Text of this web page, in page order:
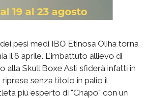
pesi medi IBO Etinosa Oliha torna
il 6 aprile. L'imbattuto allievo di
alla Skull Boxe Asti sfiderà infatti in
riprese senza titolo in palio il
più esperto di "Chapo" con un